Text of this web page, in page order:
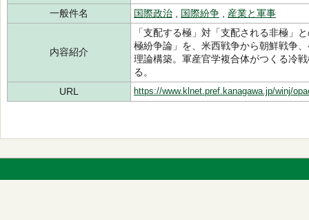
一般件名
国際政治 国際紛争 産業と軍事
内容紹介
「支配する極」対「支配される非極」
極紛争論」を、米西戦争から朝鮮戦争
理論構築。軍産官学複合体がつくる冷
る。
URL
https://www.klnet.pref.kanagawa.jp/winj/